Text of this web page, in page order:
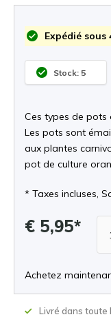
Expédié sous
Stock: 5
Ces types de pots
Les pots sont
aux plantes
pot de culture
* Taxes incluses,
€ 5,95*
Achetez
Livré dans toute